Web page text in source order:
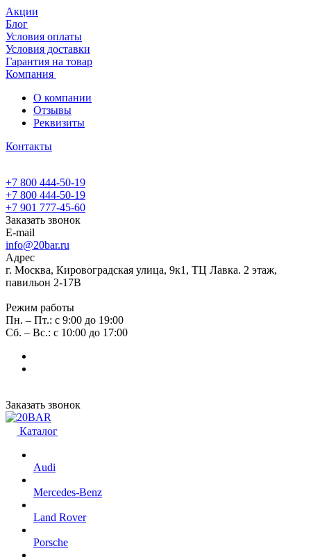
Акции
Блог
Условия оплаты
Условия доставки
Гарантия на товар
Компания
О компании
Отзывы
Реквизиты
Контакты
+7 800 444-50-19
+7 800 444-50-19
+7 901 777-45-60
Заказать звонок
E-mail
info@20bar.ru
Адрес
г. Москва, Кировоградская улица, 9к1, ТЦ Лавка. 2 этаж,
павильон 2-17В
Режим работы
Пн. – Пт.: с 9:00 до 19:00
Сб. – Вс.: с 10:00 до 17:00
Заказать звонок
Каталог
Audi
Mercedes-Benz
Land Rover
Porsche